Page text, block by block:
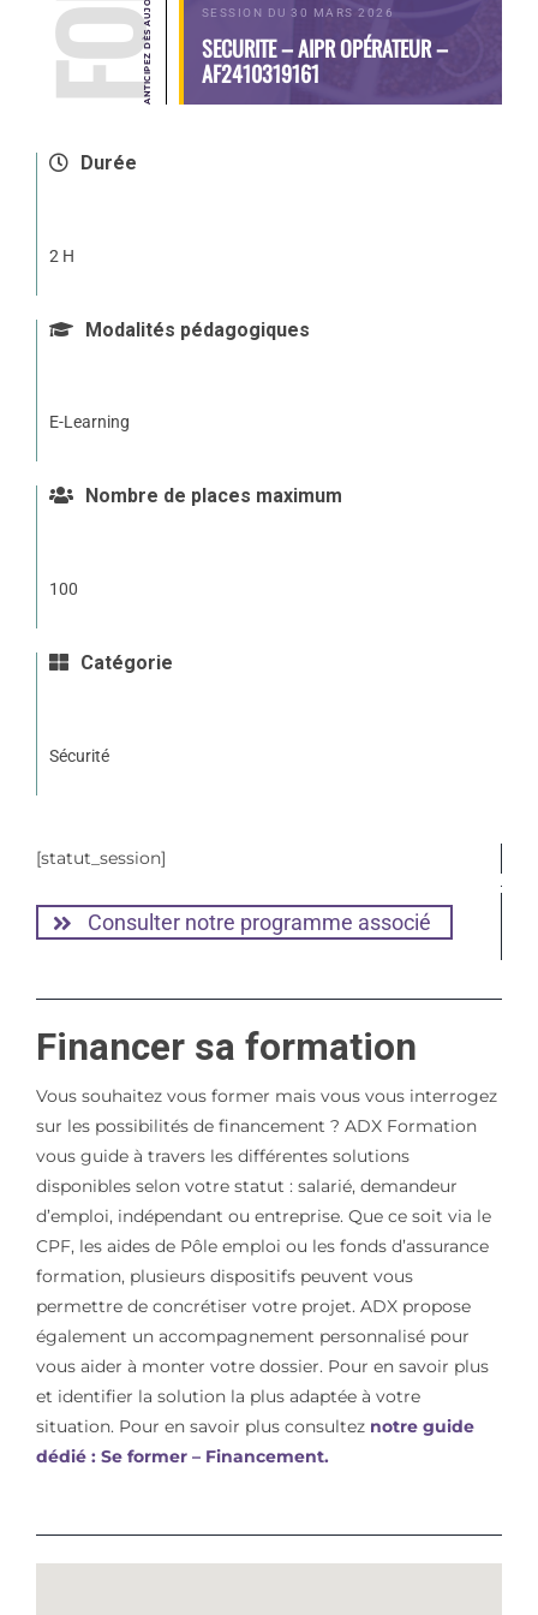
SESSION DU 30 MARS 2026
SECURITE – AIPR OPÉRATEUR –
AF2410319161
Durée
2 H
Modalités pédagogiques
E-Learning
Nombre de places maximum
100
Catégorie
Sécurité
[statut_session]
Consulter notre programme associé
Financer sa formation
Vous souhaitez vous former mais vous vous interrogez
sur les possibilités de financement ? ADX Formation
vous guide à travers les différentes solutions
disponibles selon votre statut : salarié, demandeur
d’emploi, indépendant ou entreprise. Que ce soit via le
CPF, les aides de Pôle emploi ou les fonds d’assurance
formation, plusieurs dispositifs peuvent vous
permettre de concrétiser votre projet. ADX propose
également un accompagnement personnalisé pour
vous aider à monter votre dossier. Pour en savoir plus
et identifier la solution la plus adaptée à votre
situation. Pour en savoir plus consulteznotre guide
dédié : Se former – Financement.